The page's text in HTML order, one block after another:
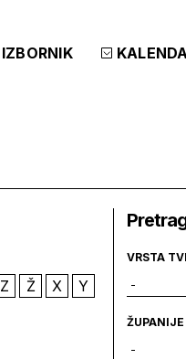
IZBORNIK
Z Ž X Y
VRSTA
ŽUPANIJE